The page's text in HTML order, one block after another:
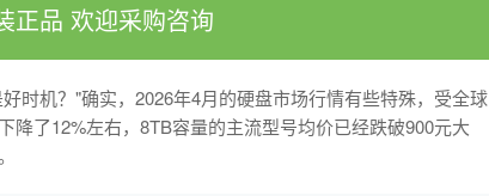
正品 欢迎采购咨询
时机？"确实，2026年4月的硬盘市场行情有些特殊，受全球
了12%左右，8TB容量的主流型号均价已经跌破900元大